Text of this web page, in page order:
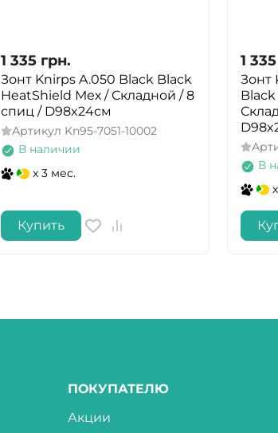
1 335 грн.
Зонт Knirps A.050 Black Black
HeatShield Мех / Складной / 8
спиц / D98x24см
Артикул Kn95-7051-10002
В наличии
x 3 мес.
Купить
1 335
Зонт
В
ПОКУПАТЕЛЮ
Акции